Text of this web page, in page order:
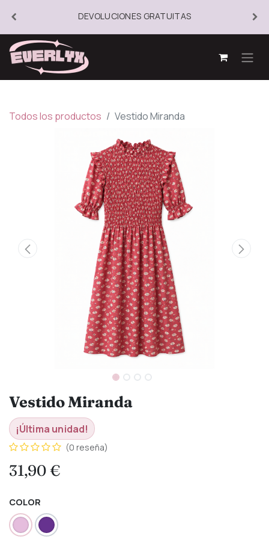
DEVOLUCIONES GRATUITAS
Todos los productos Vestido Miranda
Vestido Miranda
¡Última unidad!
(0 reseña)
31,90€
COLOR